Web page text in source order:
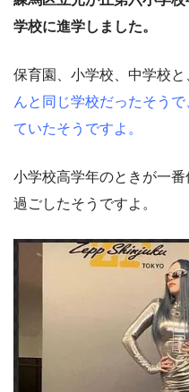
学校に進学しました。
保育園、小学校、中学校と
んと同じ学校だったそう
ていたそうですよ。
小学校高学年のときが一
過ごしたそうですよ。